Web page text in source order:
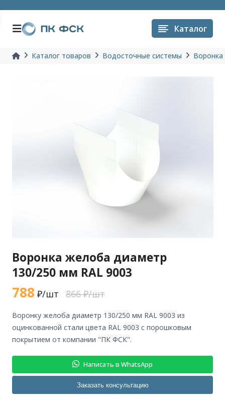
Каталог
Каталог товаров Водосточные системы
Воронка желоба диаметр
130/250 мм RAL 9003
788 ₽/шт 866 ₽/шт
воронку желоба диаметр 130/250 мм RAL 9003 из
оцинкованной стали цвета RAL 9003 с порошковым
покрытием от компании "ПК ФСК".
Написать в WhatsApp
Заказать консультацию